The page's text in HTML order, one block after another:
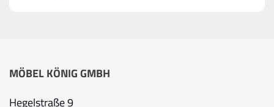
MÖBEL KÖNIG GMBH
Hegelstraße 9